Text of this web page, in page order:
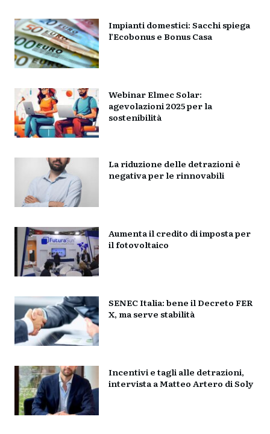
Impianti domestici: Sacchi spiega
l’Ecobonus e Bonus Casa
Webinar Elmec Solar:
agevolazioni 2025 per la
sostenibilità
La riduzione delle detrazioni è
negativa per le rinnovabili
Aumenta il credito di imposta per
il fotovoltaico
SENEC Italia: bene il Decreto FER
X, ma serve stabilità
Incentivi e tagli alle detrazioni,
intervista a Matteo Artero di Soly